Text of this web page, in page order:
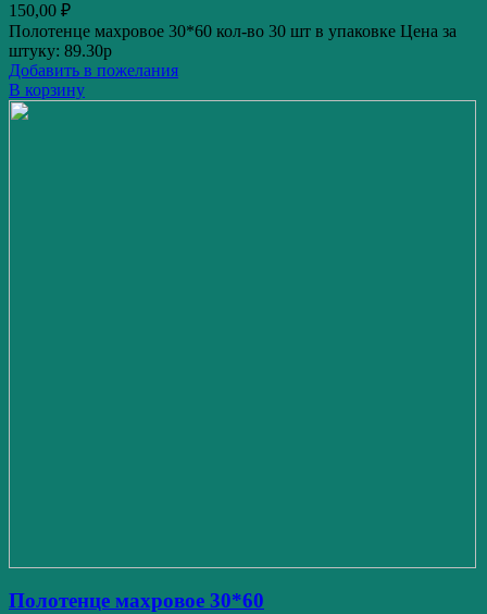
150,00 ₽
Полотенце махровое 30*60 кол-во 30 шт в упаковке Цена за
штуку: 89.30р
Добавить в пожелания
В корзину
Полотенце махровое 30*60